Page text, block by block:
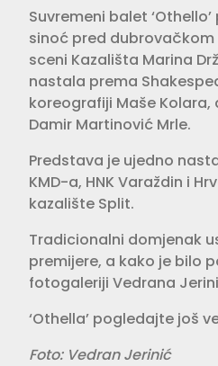
Suvremeni balet
sinoć pred
sceni Kazališta Marina
nastala prema
koreografiji Maše Kolara,
Damir Martinović Mrle.
Predstava je ujedno
KMD-a, HNK Varaždin i
kazalište Split.
Tradicionalni domjenak
premijere, a kako je bilo
fotogaleriji Vedrana
‘Othella’ pogledajte još
Foto: Vedran Jerinić